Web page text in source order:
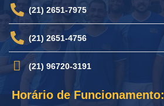
(21) 2651-7975
(21) 2651-4756
(21) 96720-3191
Horário de Funcionamento: